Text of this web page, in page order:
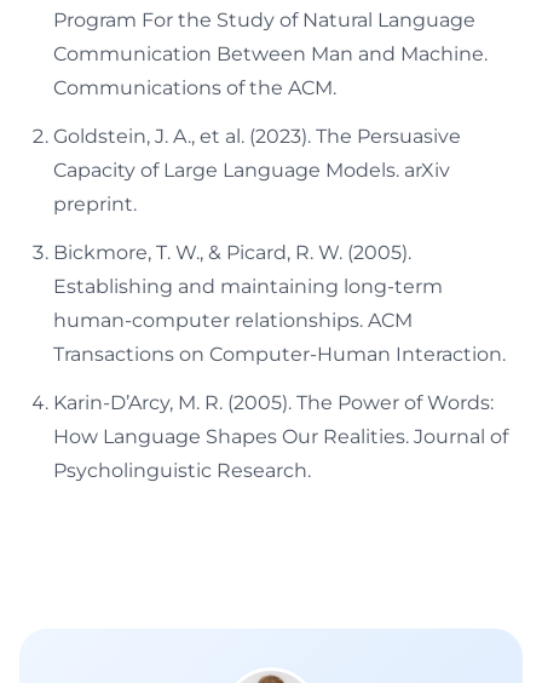
Program For the Study of Natural Language
Communication Between Man and Machine.
Communications of the ACM.
Goldstein, J. A., et al. (2023). The Persuasive
Capacity of Large Language Models. arXiv
preprint.
Bickmore, T. W., & Picard, R. W. (2005).
Establishing and maintaining long-term
human-computer relationships. ACM
Transactions on Computer-Human Interaction.
Karin-D’Arcy, M. R. (2005). The Power of Words:
How Language Shapes Our Realities. Journal of
Psycholinguistic Research.